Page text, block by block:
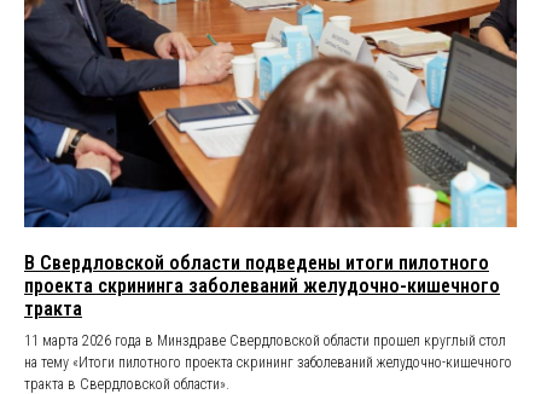
В Свердловской области подведены итоги пилотного
проекта скрининга заболеваний желудочно-кишечного
тракта
11 марта 2026 года в Минздраве Свердловской области прошел круглый стол
на тему «Итоги пилотного проекта скрининг заболеваний желудочно-кишечного
тракта в Свердловской области».